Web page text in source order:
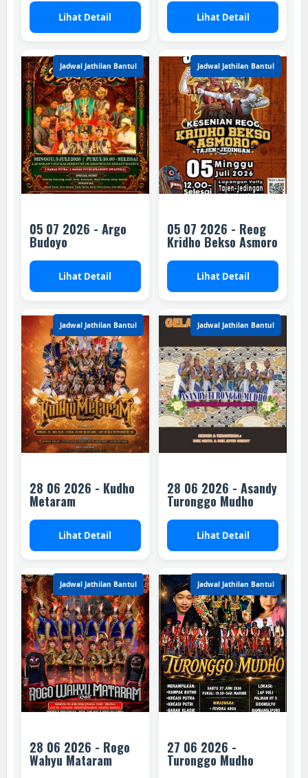
Lihat Detail Lihat Detail
Jadwal Jathilan Bantul
05 07 2026 - Argo
Budoyo
Lihat Detail
Jadwal Jathilan Bantul
05 07 2026 - Reog
Kridho Bekso Asmoro
Lihat Detail
Jadwal Jathilan Bantul
28 06 2026 - Kudho
Metaram
Lihat Detail
Jadwal Jathilan Bantul
28 06 2026 - Asandy
Turonggo Mudho
Lihat Detail
Jadwal Jathilan Bantul
28 06 2026 - Rogo
Wahyu Mataram
Jadwal Jathilan Bantul
27 06 2026 -
Turonggo Mudho